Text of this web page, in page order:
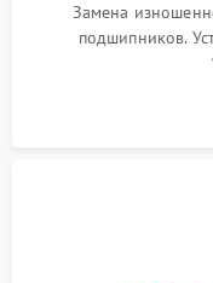
Замена
подшипников.
конденсатора,